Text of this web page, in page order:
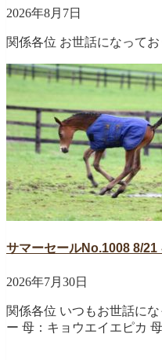
2026年8月7日
関係各位 お世話になって
サマーセールNo.1008 8/
2026年7月30日
関係各位 いつもお世話に
ー 母：キョウエイエピカ